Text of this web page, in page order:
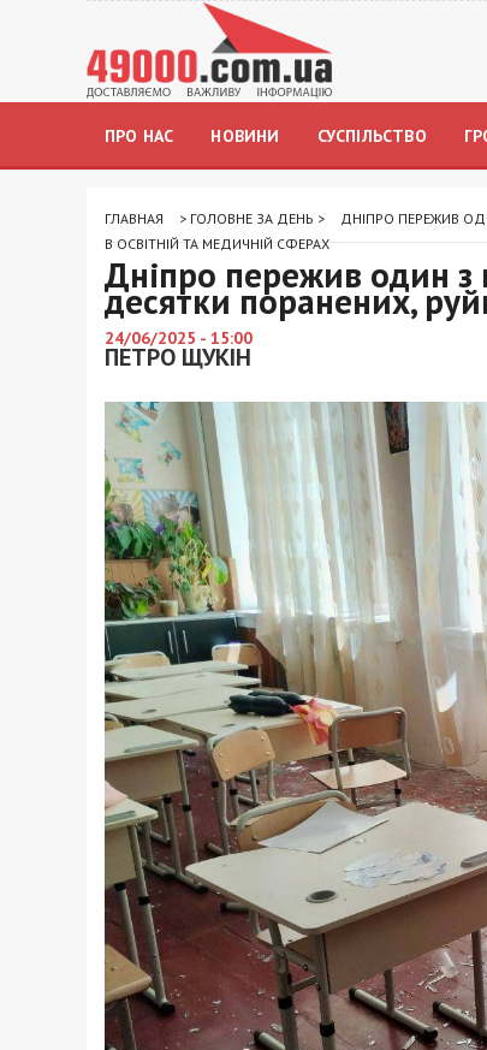
ПРО НАС НОВИНИ СУСПІЛЬСТВО
ГЛАВНАЯ > ГОЛОВНЕ ЗА ДЕНЬ >
ДНІПРО ПЕРЕЖИВ
В ОСВІТНІЙ ТА МЕДИЧНІЙ СФЕРАХ
Дніпро пережив один з
десятки поранених,
24/06/2025 - 15:00
ПЕТРО ЩУКІН